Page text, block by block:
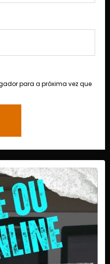
para a próxima vez que